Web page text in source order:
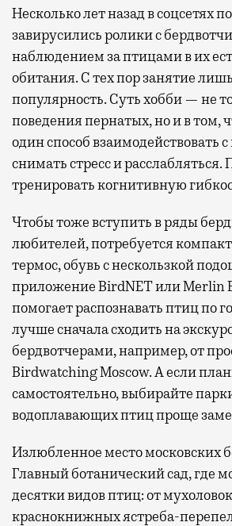
Несколько лет назад в соцсетях
завирусились ролики с
наблюдением за птицами в их
обитания. С тех пор занятие
популярность. Суть хобби — не
поведения пернатых, но и в том,
один способ взаимодействовать
снимать стресс и
тренировать когнитивную
Чтобы тоже вступить в ряды
любителей, потребуется
термос, обувь с нескользкой
приложение BirdNET или Merlin
помогает распознавать птиц по
лучше сначала сходить на
бердвотчерами, например, от
Birdwatching Moscow. А если
самостоятельно, выбирайте
водоплавающих птиц проще
Излюбленное место московских
Главный ботанический сад, где
десятки видов птиц: от
краснокнижных ястреба-